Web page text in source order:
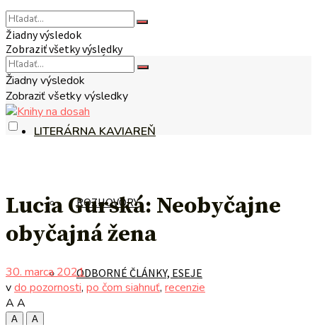
NA TÉMU
LITERÁRNA KAVIAREŇ
ROZHOVORY
ODBORNÉ ČLÁNKY, ESEJE
Žiadny výsledok
Zobraziť všetky výsledky
Žiadny výsledok
Zobraziť všetky výsledky
Lucia Gurská: Neobyčajne
obyčajná žena
30. marca 2021
vdo pozornosti, po čom siahnuť, recenzie
A A
A
A